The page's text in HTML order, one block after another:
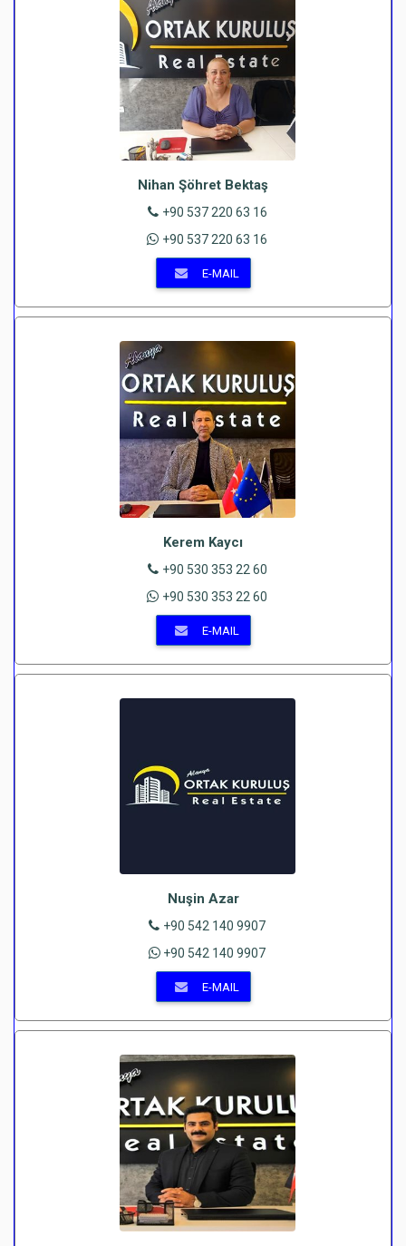
Nihan Şöhret Bektaş
+90 537 220 63 16
+90 537 220 63 16
E-MAIL
Kerem Kaycı
+90 530 353 22 60
+90 530 353 22 60
E-MAIL
Nuşin Azar
+90 542 140 9907
+90 542 140 9907
E-MAIL